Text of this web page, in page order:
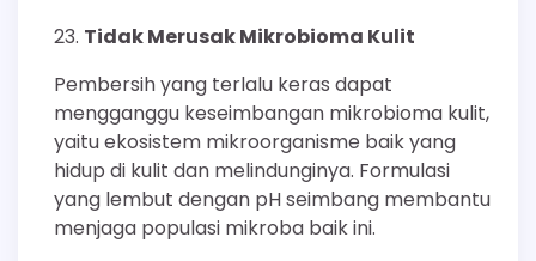
Tidak Merusak Mikrobioma Kulit
Pembersih yang terlalu keras dapat
mengganggu keseimbangan mikrobioma kulit,
yaitu ekosistem mikroorganisme baik yang
hidup di kulit dan melindunginya. Formulasi
yang lembut dengan pH seimbang membantu
menjaga populasi mikroba baik ini.